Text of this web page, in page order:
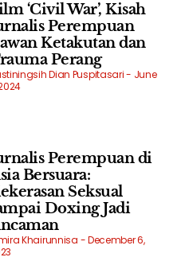
‘Civil War’, Kisah
Perempuan
Ketakutan dan
Perang
Dian Puspitasari
June
Perempuan di
Bersuara:
Seksual
Doxing Jadi
Khairunnisa
December 6,